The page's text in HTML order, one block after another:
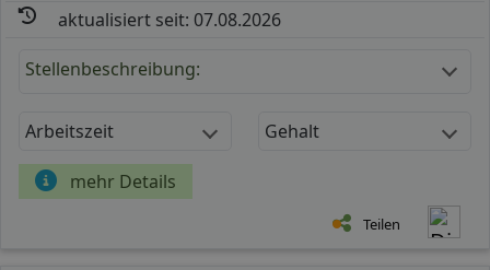
aktualisiert seit: 07.08.2026
Stellenbeschreibung:
Arbeitszeit Gehalt
mehr Details
Teilen